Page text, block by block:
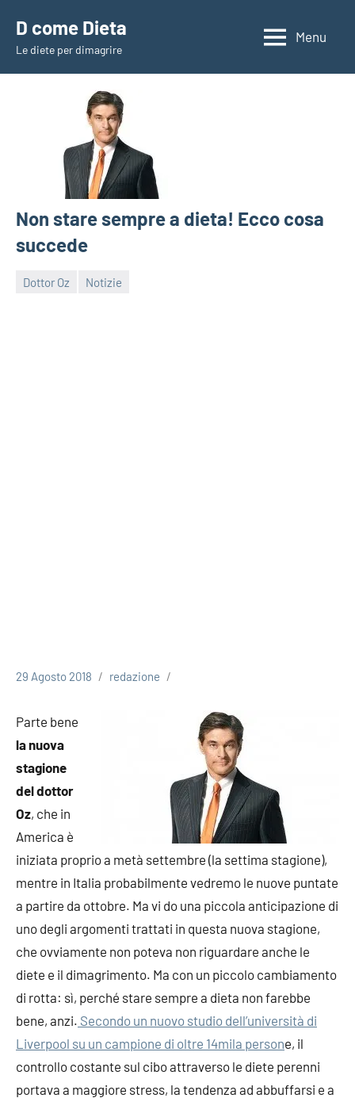
contenuto
D come Dieta
Le diete per dimagrire
Menu
Non stare sempre a dieta! Ecco cosa
succede
Dottor Oz Notizie
29 Agosto 2018 redazione
Parte bene
la nuova
stagione
del dottor
Oz, che in
America è
iniziata proprio a metà settembre (la settima stagione),
mentre in Italia probabilmente vedremo le nuove puntate
a partire da ottobre. Ma vi do una piccola anticipazione di
uno degli argomenti trattati in questa nuova stagione,
che ovviamente non poteva non riguardare anche le
diete e il dimagrimento. Ma con un piccolo cambiamento
di rotta: sì, perché stare sempre a dieta non farebbe
bene, anzi. Secondo un nuovo studio dell’università di
Liverpool su un campione di oltre 14mila persone, il
controllo costante sul cibo attraverso le diete perenni
portava a maggiore stress, la tendenza ad abbuffarsi e a